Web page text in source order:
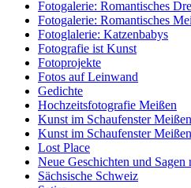
Fotogalerie: Romantisches
Fotogalerie: Romantisches
Fotoglalerie: Katzenbabys
Fotografie ist Kunst
Fotoprojekte
Fotos auf Leinwand
Gedichte
Hochzeitsfotografie Meißen
Kunst im Schaufenster Meißen
Kunst im Schaufenster
Lost Place
Neue Geschichten und Sagen
Sächsische Schweiz